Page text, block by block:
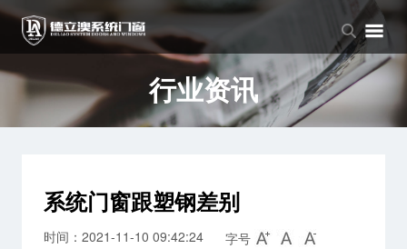
品牌中心
品牌介绍
企业文化
产品中心
窗系列
门系列
新闻中心
公司新闻
行业资讯
行业资讯
系统门窗跟塑钢差别
时间：2021-11-10 09:42:24 字号